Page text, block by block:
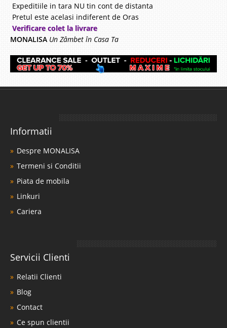
Expeditiile in tara NU tin cont de distanta
Pretul este acelasi indiferent de Oras
Verificare colet la livrare
MONALISA Un Zâmbet în Casa Ta
Informatii
Despre MONALISA
Termeni si Conditii
Piata de mobila
Linkuri
Cariera
Servicii Clienti
Relatii Clienti
Blog
Contact
Ce spun clientii